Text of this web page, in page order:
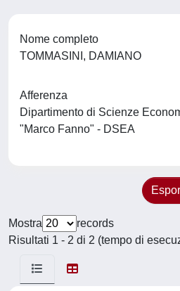
Nome completo
TOMMASINI, DAMIANO
Afferenza
Dipartimento di Scienze
"Marco Fanno" - DSEA
Mostra
records
Risultati 1 - 2 di 2 (tempo di